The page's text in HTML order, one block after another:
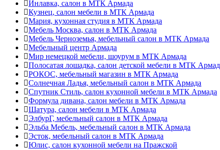
Инлавка, салон в МТК Армада
Кузнец, салон мебели в МТК Армада
Мария, кухонная студия в МТК Армада
Мебель Москва, салон в МТК Армада
Мебель Черноземья, мебельный салон в МТК Армада
Мебельный центр Армада
Мир немецкой мебели, шоурум в МТК Армада
Полосатая лошадка, салон детской мебели в МТК
РОКОС, мебельный магазин в МТК Армада
Солнечная Ладья, мебельный салон в МТК Армада
Спутник Стиль, салон кухонной мебели в МТК Армада
Формула дивана, салон мебели в МТК Армада
Шатура, салон мебели в МТК Армада
ЭлбурГ, мебельный салон в МТК Армада
Эльба Мебель, мебельный салон в МТК Армада
Эсток, мебельный салон в МТК Армада
Юлис, салон кухонной мебели на Пражской